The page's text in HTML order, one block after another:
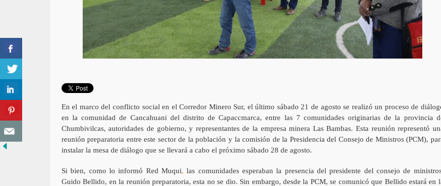
En el marco del conflicto social en el Corredor Minero Sur, el último sábado 21 de agosto se realizó un proceso de
en la comunidad de Cancahuani del distrito de Capaccmarca, entre las 7 comunidades originarias de la provincia
Chumbivilcas, autoridades de gobierno, y representantes de la empresa minera Las Bambas. Esta reunión representó
reunión preparatoria entre este sector de la población y la comisión de la Presidencia del Consejo de Ministros (PCM),
instalar la mesa de diálogo que se llevará a cabo el próximo sábado 28 de agosto.
Si bien, como lo informó Red Muqui, las comunidades esperaban la presencia del presidente del consejo de
Guido Bellido, en la reunión preparatoria, esta no se dio. Sin embargo, desde la PCM, se comunicó que Bellido estará en